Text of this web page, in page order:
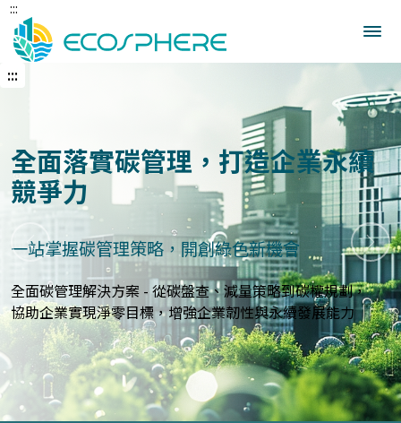
跳
到
中
內
:::
:::
建立企業永續發展藍圖
打造符合國際標準的永續報告與指標體系
永續報告與ESG評估服務 - 精準分析永續績效，規劃符合
GRI、
SASB等國際標準的報告策略，提升企業永續價值與形象
上一張 下一